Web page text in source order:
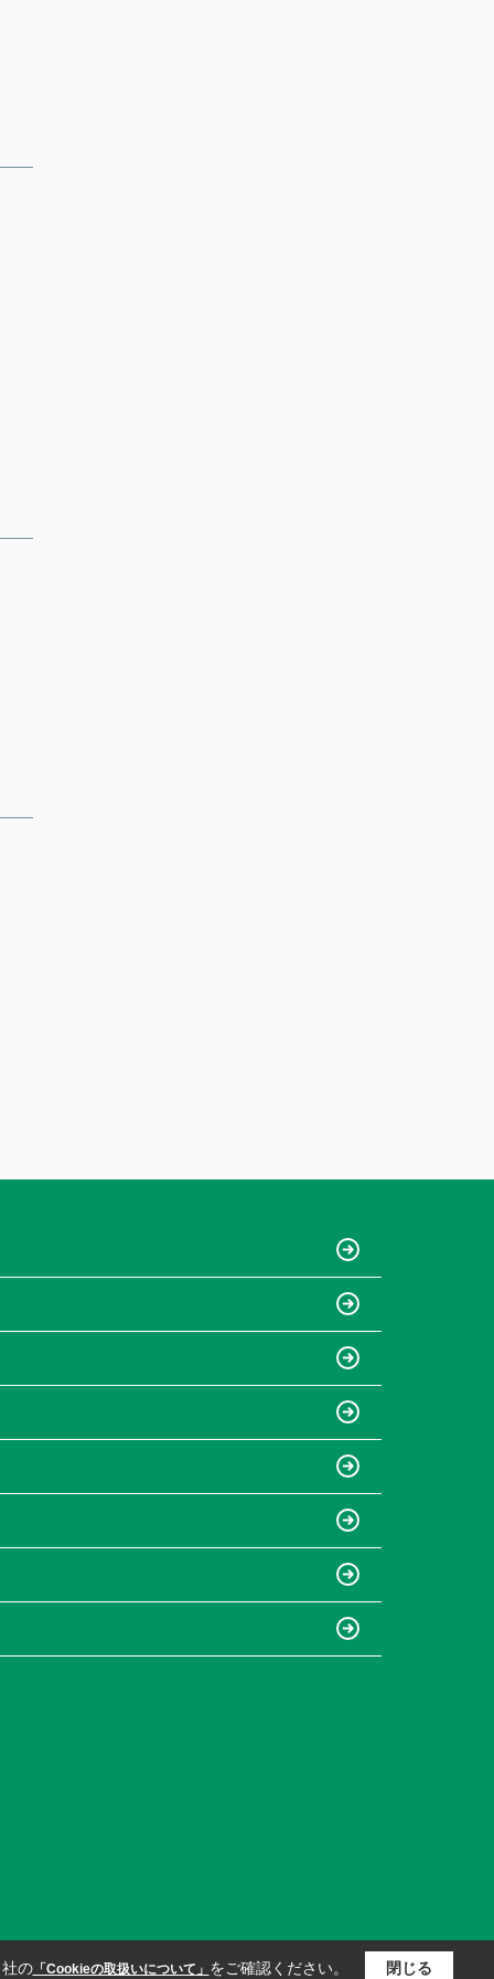
の「Cookieの取扱いについて」 をご確認ください。 閉じる